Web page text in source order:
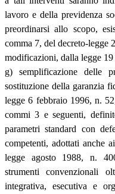
lavoro e della previdenza
preordinarsi allo scopo,
comma 7, del decreto-legge
modificazioni, dalla legge
g) semplificazione delle
sostituzione della garanzia
legge 6 febbraio 1996, n.
commi 3 e seguenti,
parametri standard con
competenti, adottati anche
legge agosto 1988, n.
strumenti convenzionali
integrativa, esecutiva e